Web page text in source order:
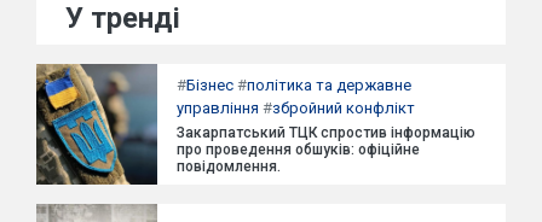
У тренді
#Бізнес #політика та державне
управління #збройний конфлікт
Закарпатський ТЦК спростив інформацію
про проведення обшуків: офіційне
повідомлення.